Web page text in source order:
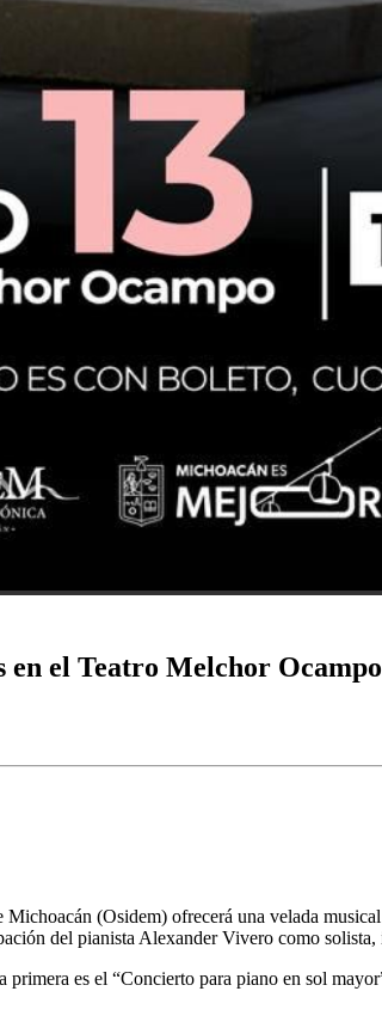
en el Teatro Melchor Ocampo
(Osidem) ofrecerá una velada
del pianista Alexander Vivero como
es el “Concierto para piano en sol